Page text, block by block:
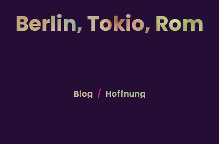
Berlin, Tokio, Rom
Blog Hoffnung